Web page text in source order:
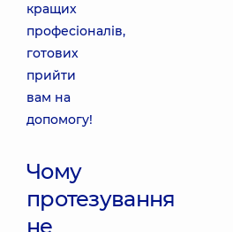
кращих
професіоналів,
готових
прийти
вам на
допомогу!
Чому
протезування
не